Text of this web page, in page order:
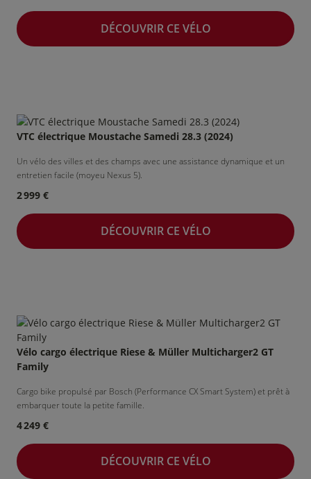
DÉCOUVRIR CE VÉLO
VTC électrique Moustache Samedi 28.3 (2024)
Un vélo des villes et des champs avec une assistance dynamique et un
entretien facile (moyeu Nexus 5).
2 999 €
DÉCOUVRIR CE VÉLO
Vélo cargo électrique Riese & Müller Multicharger2 GT
Family
Cargo bike propulsé par Bosch (Performance CX Smart System) et prêt à
embarquer toute la petite famille.
4 249 €
DÉCOUVRIR CE VÉLO